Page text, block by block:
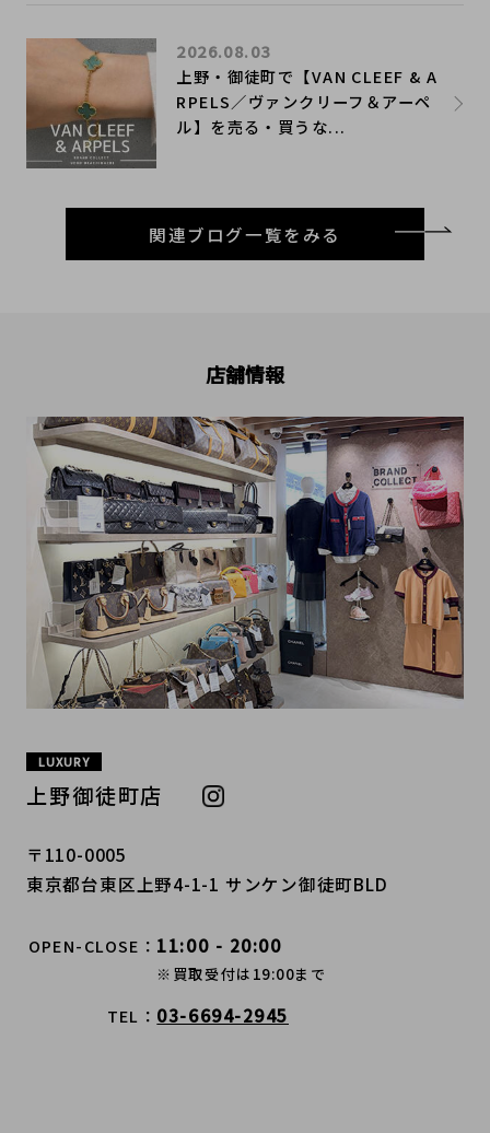
上野・御徒町で【VAN CLEEF & A
RPELS／ヴァンクリーフ＆アーペ
ル】を売る・買うな...
2026.08.03
関連ブログ一覧をみる
店舗情報
LUXURY
上野御徒町店
〒110-0005
東京都台東区上野4-1-1 サンケン御徒町BLD
OPEN-CLOSE 11:00 - 20:00
※買取受付は19:00まで
TEL 03-6694-2945